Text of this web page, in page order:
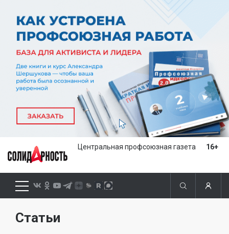
Центральная профсоюзная газета 16+
Статьи